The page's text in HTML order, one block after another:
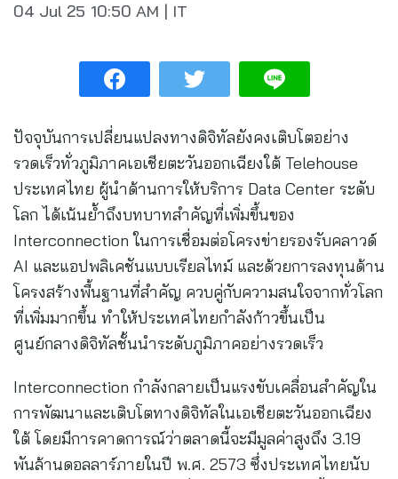
04 Jul 25 10:50 AM | IT
ปัจจุบันการเปลี่ยนแปลงทางดิจิทัลยังคงเติบโตอย่าง
รวดเร็วทั่วภูมิภาคเอเชียตะวันออกเฉียงใต้ Telehouse
ประเทศไทย ผู้นำด้านการให้บริการ Data Center ระดับ
โลก ได้เน้นย้ำถึงบทบาทสำคัญที่เพิ่มขึ้นของ
Interconnection ในการเชื่อมต่อโครงข่ายรองรับคลาวด์
AI และแอปพลิเคชันแบบเรียลไทม์ และด้วยการลงทุนด้าน
โครงสร้างพื้นฐานที่สำคัญ ควบคู่กับความสนใจจากทั่วโลก
ที่เพิ่มมากขึ้น ทำให้ประเทศไทยกำลังก้าวขึ้นเป็น
ศูนย์กลางดิจิทัลชั้นนำระดับภูมิภาคอย่างรวดเร็ว
Interconnection กำลังกลายเป็นแรงขับเคลื่อนสำคัญใน
การพัฒนาและเติบโตทางดิจิทัลในเอเชียตะวันออกเฉียง
ใต้ โดยมีการคาดการณ์ว่าตลาดนี้จะมีมูลค่าสูงถึง 3.19
พันล้านดอลลาร์ภายในปี พ.ศ. 2573 ซึ่งประเทศไทยนับ